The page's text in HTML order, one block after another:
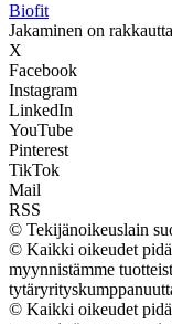
Biofit
Jakaminen on rakkautta
X
Facebook
Instagram
LinkedIn
YouTube
Pinterest
TikTok
Mail
RSS
© Tekijänoikeuslain
© Kaikki oikeudet
myynnistämme
© Kaikki oikeudet